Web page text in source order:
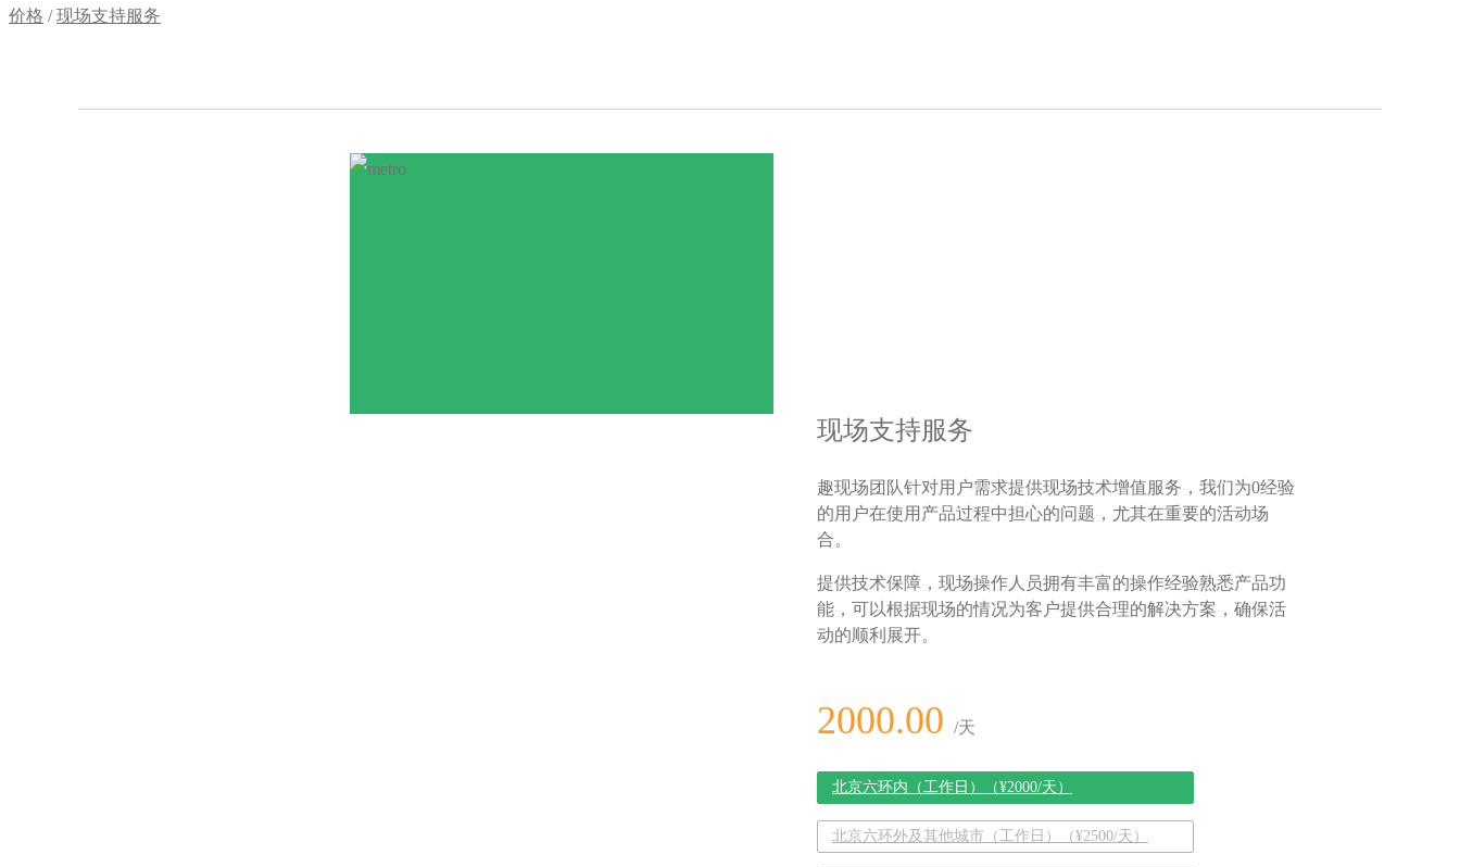
价格 /现场支持服务
现场支持服务
趣现场团队针对用户需求提供现场技术增值服务，我们为0经验
的用户在使用产品过程中担心的问题，尤其在重要的活动场
合。
提供技术保障，现场操作人员拥有丰富的操作经验熟悉产品功
能，可以根据现场的情况为客户提供合理的解决方案，确保活
动的顺利展开。
2000.00 /天
北京六环内（工作日）（¥2000/天）
北京六环外及其他城市（工作日）（¥2500/天）